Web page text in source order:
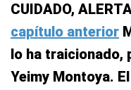
CUIDADO,
capítulo anterior
lo ha traicionado,
Yeimy Montoya.